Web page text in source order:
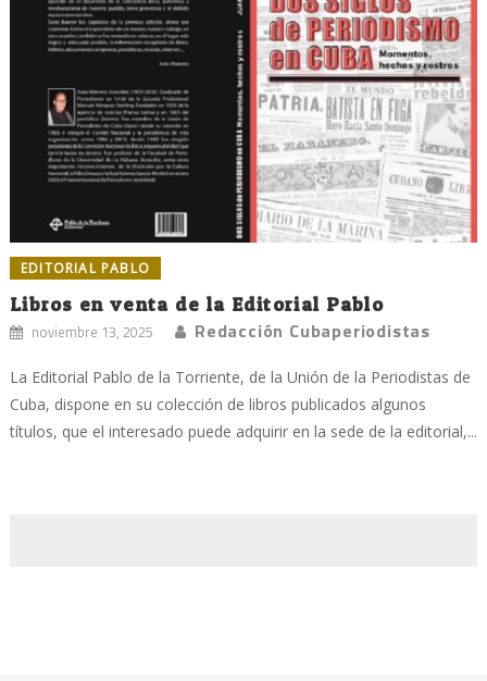
EDITORIAL PABLO
Libros en venta de la Editorial Pablo
noviembre 13, 2025 Redacción Cubaperiodistas
La Editorial Pablo de la Torriente, de la Unión de la Periodistas de
Cuba, dispone en su colección de libros publicados algunos
títulos, que el interesado puede adquirir en la sede de la editorial,...